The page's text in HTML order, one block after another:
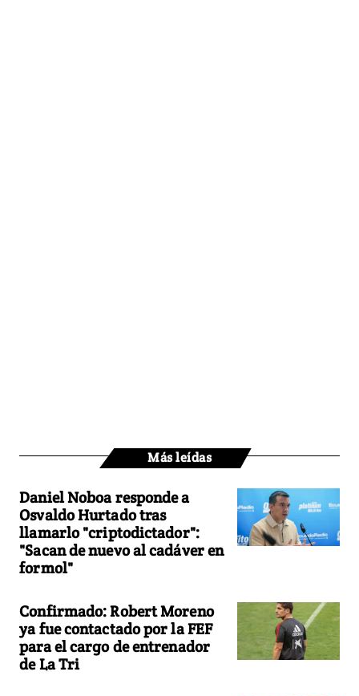
Más leídas
Daniel Noboa responde a
Osvaldo Hurtado tras
llamarlo "criptodictador":
"Sacan de nuevo al cadáver en
formol"
Confirmado: Robert Moreno
ya fue contactado por la FEF
para el cargo de entrenador
de La Tri